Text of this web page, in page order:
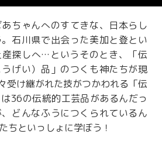
ちゃんへのすてきな、日本らし
石川県で出会った美加と登とい
探しへ…というそのとき、「伝
げい）品」のつくも神たちが現
け継がれた技がつかわれる「伝
36の伝統的工芸品があるんだっ
どんなふうにつくられているん
といっしょに学ぼう！